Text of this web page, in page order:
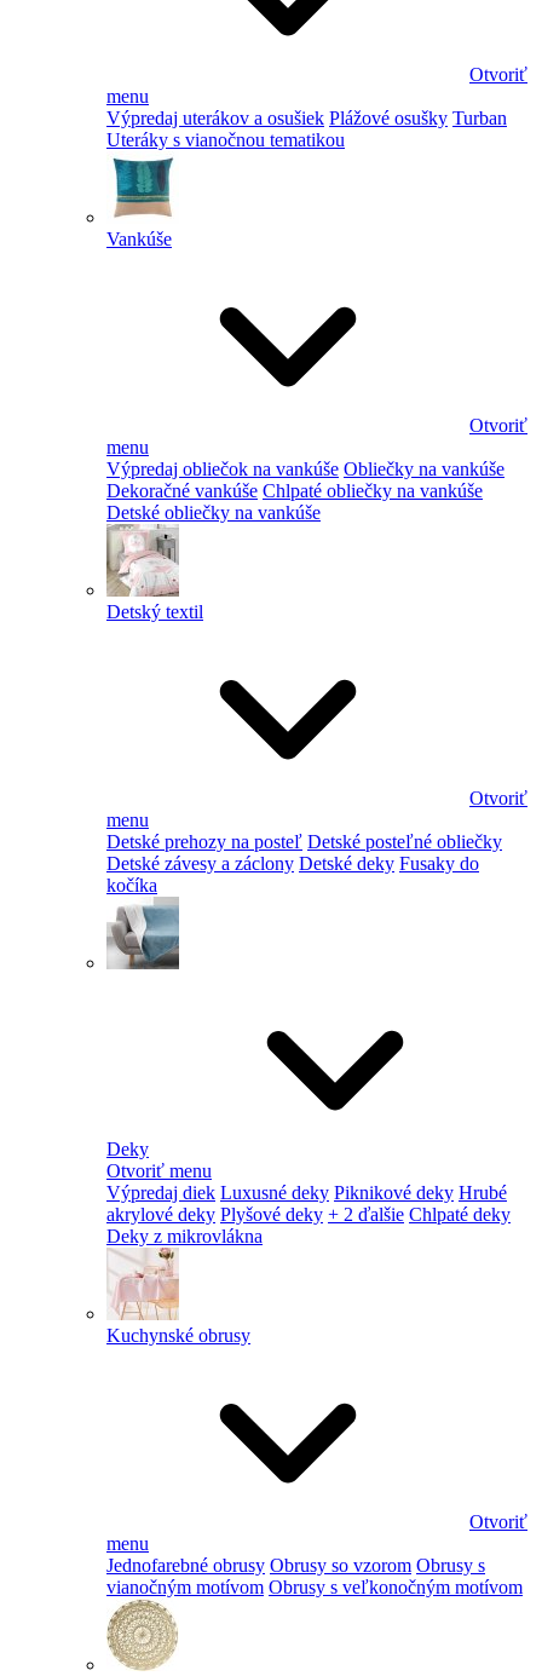
Otvoriť
menu
Výpredaj uterákov a osušiek Plážové osušky Turban
Uteráky s vianočnou tematikou
Vankúše
Otvoriť
menu
Výpredaj obliečok na vankúše Obliečky na vankúše
Dekoračné vankúše Chlpaté obliečky na vankúše
Detské obliečky na vankúše
Detský textil
Otvoriť
menu
Detské prehozy na posteľ Detské posteľné obliečky
Detské závesy a záclony Detské deky Fusaky do
kočíka
Deky
Otvoriť menu
Výpredaj diek Luxusné deky Piknikové deky Hrubé
akrylové deky Plyšové deky + 2 ďalšie Chlpaté deky
Deky z mikrovlákna
Kuchynské obrusy
Otvoriť
menu
Jednofarebné obrusy Obrusy so vzorom Obrusy s
vianočným motívom Obrusy s veľkonočným motívom